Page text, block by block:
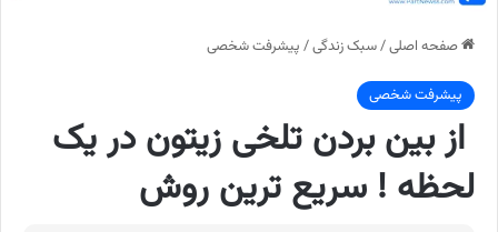
صفحه اصلی/سبک زندگی/ پیشرفت شخصی
پیشرفت شخصی
از بین بردن تلخی زیتون در یک
لحظه ! سریع ترین روش